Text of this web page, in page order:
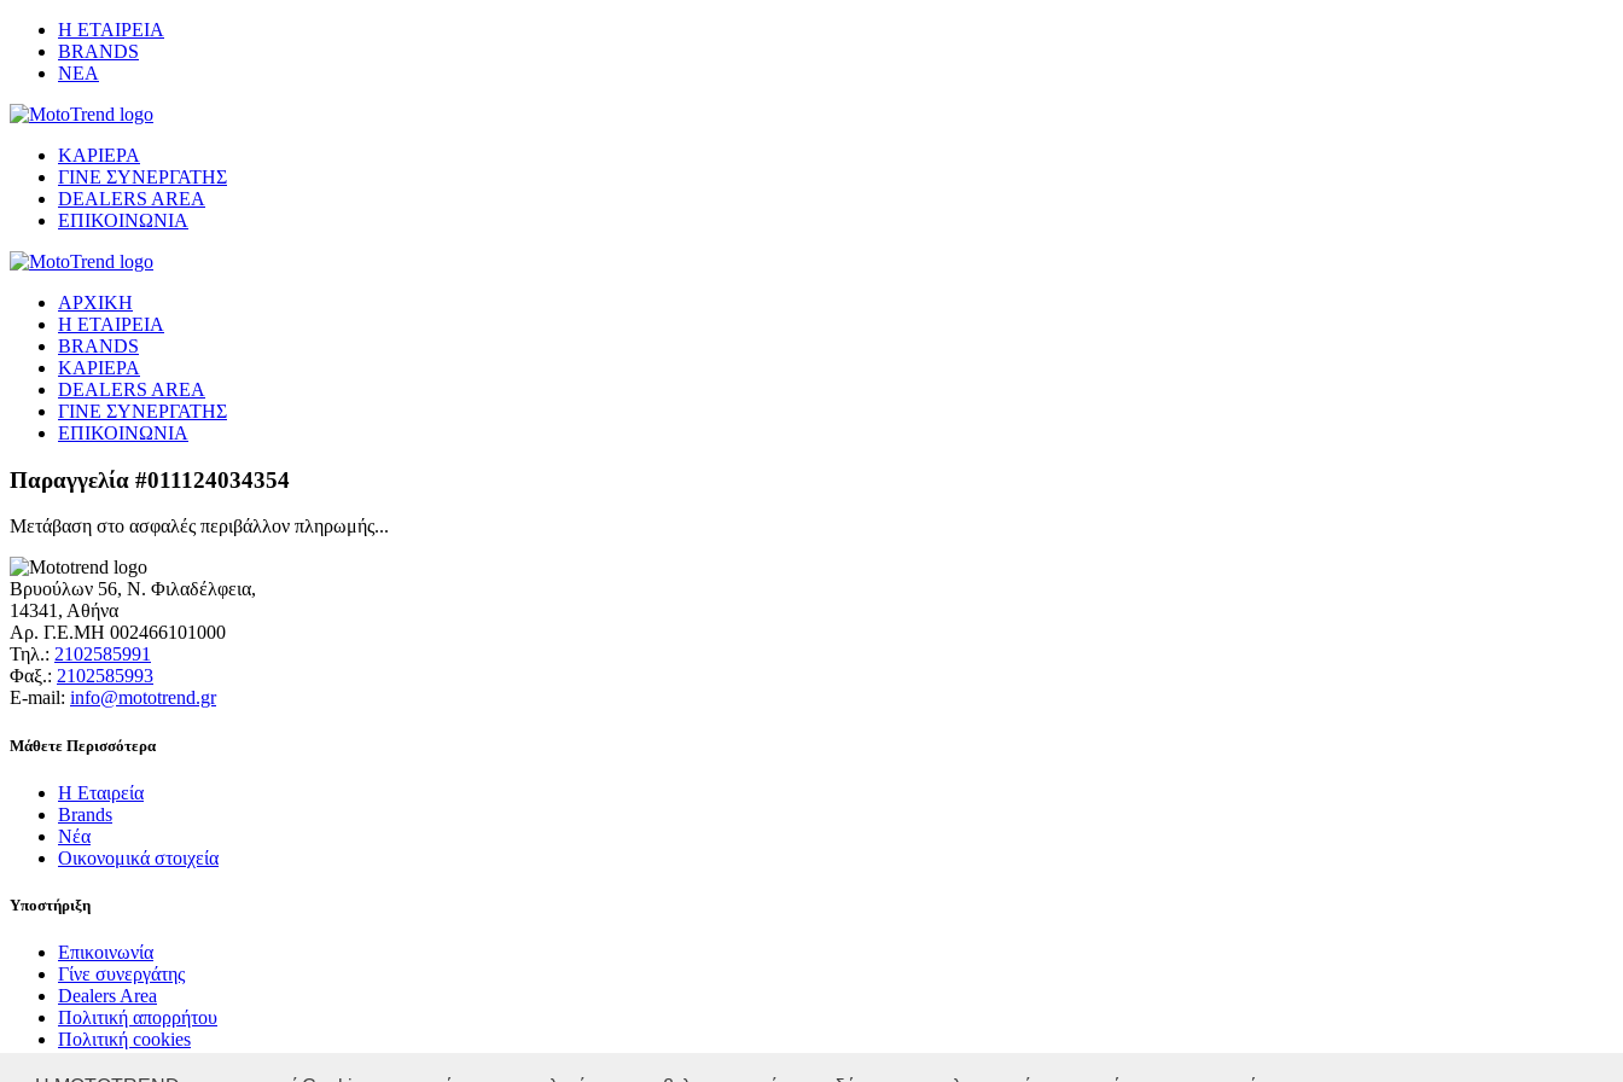
Η ΕΤΑΙΡΕΙΑ
BRANDS
ΝΕΑ
ΚΑΡΙΕΡΑ
ΓΙΝΕ ΣΥΝΕΡΓΑΤΗΣ
DEALERS AREA
ΕΠΙΚΟΙΝΩΝΙΑ
ΑΡΧΙΚΗ
Η ΕΤΑΙΡΕΙΑ
BRANDS
ΚΑΡΙΕΡΑ
DEALERS AREA
ΓΙΝΕ ΣΥΝΕΡΓΑΤΗΣ
ΕΠΙΚΟΙΝΩΝΙΑ
Παραγγελία #011124034354
Μετάβαση στο ασφαλές περιβάλλον πληρωμής...
Βρυούλων 56, Ν. Φιλαδέλφεια,
14341, Αθήνα
Αρ. Γ.Ε.ΜΗ 002466101000
Τηλ.: 2102585991
Φαξ.: 2102585993
Ε-mail: info@mototrend.gr
Μάθετε Περισσότερα
Η Εταιρεία
Brands
Νέα
Οικονομικά στοιχεία
Υποστήριξη
Επικοινωνία
Γίνε συνεργάτης
Dealers Area
Πολιτική απορρήτου
Πολιτική cookies